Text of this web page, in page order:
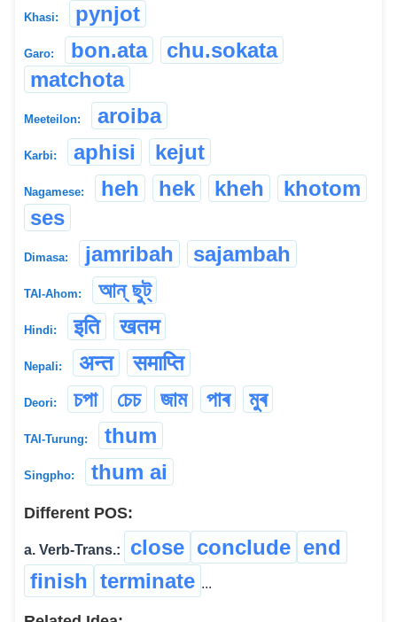
Khasi: pynjot
Garo: bon.ata
chu.sokata
matchota
Meeteilon: aroiba
Karbi: aphisi kejut
Nagamese: heh hek kheh
khotom
ses
Dimasa: jamribah sajambah
TAI-Ahom: আন্ ছুট্
Hindi: इति खतम
Nepali: अन्त समाप्ति
Deori: চপা চেচ জাম পাৰ মুৰ
TAI-Turung: thum
Singpho: thum ai
Different POS:
a. Verb-Trans.: close conclude end
finish terminate ...